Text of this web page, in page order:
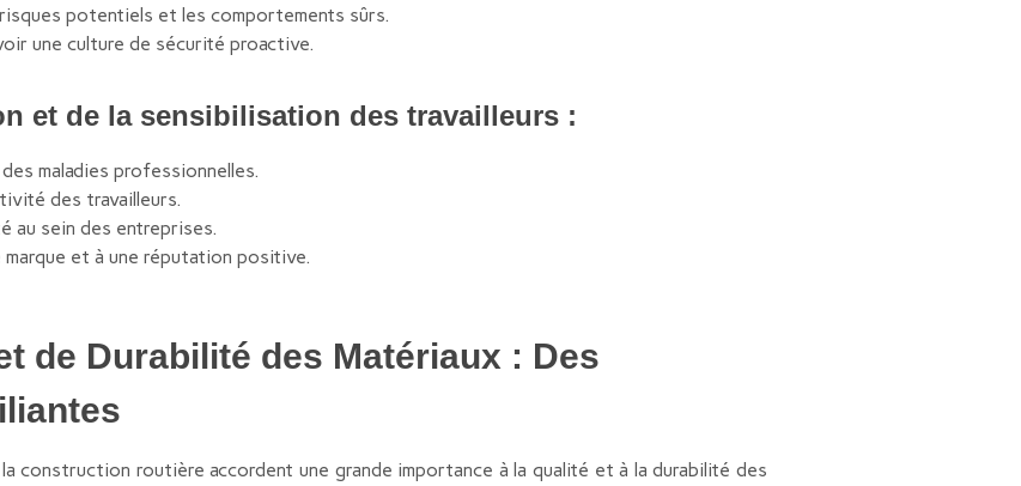
potentiels et les comportements sûrs.
une culture de sécurité proactive.
et de la sensibilisation des travailleurs :
maladies professionnelles.
des travailleurs.
au sein des entreprises.
et à une réputation positive.
de Durabilité des Matériaux : Des
construction routière accordent une grande importance à la qualité et à la durabilité des